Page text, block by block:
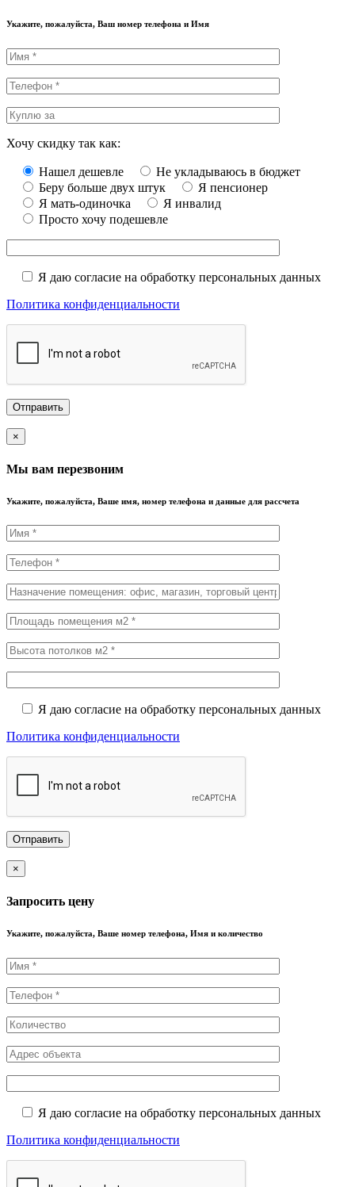
Укажите, пожалуйста, Ваш номер телефона и Имя
Хочу скидку так как:
Нашел дешевле
Не укладываюсь в бюджет
Беру больше двух штук
Я пенсионер
Я мать-одиночка
Я инвалид
Просто хочу подешевле
Я даю согласие на обработку персональных данных
Политика конфиденциальности
×
Мы вам перезвоним
Укажите, пожалуйста, Ваше имя, номер телефона и данные для рассчета
Я даю согласие на обработку персональных данных
Политика конфиденциальности
×
Запросить цену
Укажите, пожалуйста, Ваше номер телефона, Имя и количество
Я даю согласие на обработку персональных данных
Политика конфиденциальности